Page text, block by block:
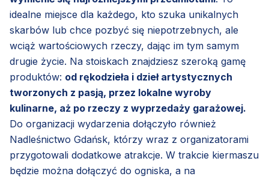
idealne miejsce dla każdego, kto szuka unikalnych
skarbów lub chce pozbyć się niepotrzebnych, ale
wciąż wartościowych rzeczy, dając im tym samym
drugie życie. Na stoiskach znajdziesz szeroką gamę
produktów: od rękodzieła i dzieł artystycznych
tworzonych z pasją, przez lokalne wyroby
kulinarne, aż po rzeczy z wyprzedaży garażowej.
Do organizacji wydarzenia dołączyło również
Nadleśnictwo Gdańsk, którzy wraz z organizatorami
przygotowali dodatkowe atrakcje. W trakcie kiermaszu
będzie można dołączyć do ogniska, a na